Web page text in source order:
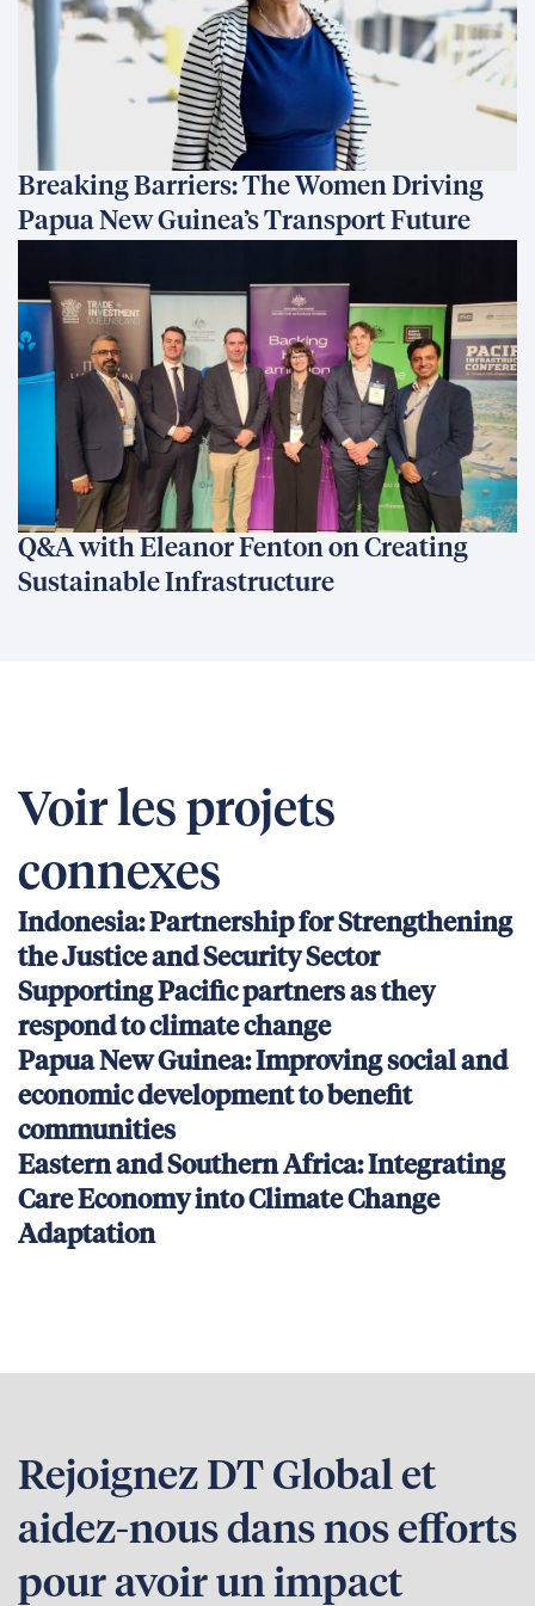
Breaking Barriers: The Women Driving
Papua New Guinea’s Transport Future
Q&A with Eleanor Fenton on Creating
Sustainable Infrastructure
Voir les projets
connexes
Indonesia: Partnership for Strengthening
the Justice and Security Sector
Supporting Pacific partners as they
respond to climate change
Papua New Guinea: Improving social and
economic development to benefit
communities
Eastern and Southern Africa: Integrating
Care Economy into Climate Change
Adaptation
Rejoignez DT Global et
aidez-nous dans nos efforts
pour avoir un impact